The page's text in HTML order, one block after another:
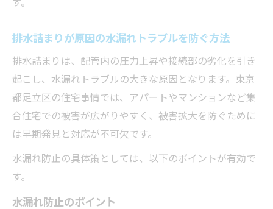
排水詰まりが原因の水漏れトラブルを防ぐ方法
排水詰まりは、配管内の圧力上昇や接続部の劣化を引き
起こし、水漏れトラブルの大きな原因となります。東京
都足立区の住宅事情では、アパートやマンションなど集
合住宅での被害が広がりやすく、被害拡大を防ぐために
は早期発見と対応が不可欠です。
水漏れ防止の具体策としては、以下のポイントが有効で
す。
水漏れ防止のポイント